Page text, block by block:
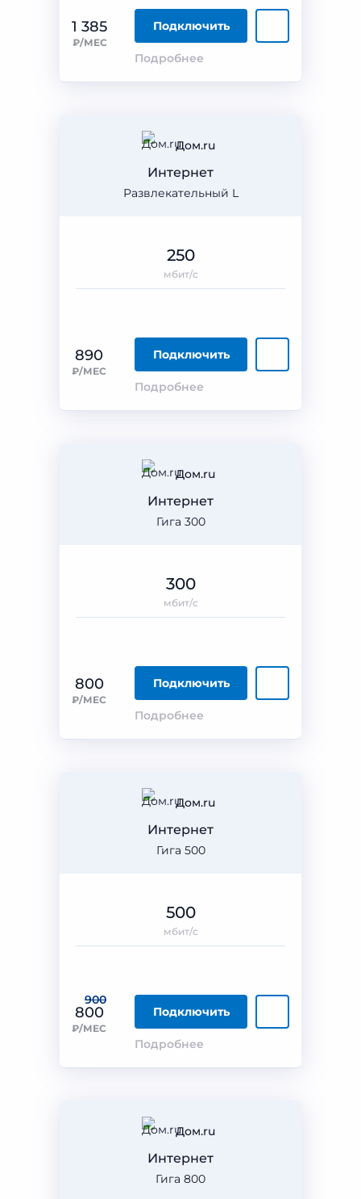
1 385
₽/МЕС
Подключить
Подробнее
Дом.ru
Развлекательный L
Интернет
890
₽/МЕС
Подключить
Подробнее
250
мбит/с
Дом.ru
Гига 300
Интернет
800
₽/МЕС
Подключить
Подробнее
300
мбит/с
Дом.ru
Гига 500
Интернет
900
800
₽/МЕС
Подключить
Подробнее
500
мбит/с
Дом.ru
Гига 800
Интернет